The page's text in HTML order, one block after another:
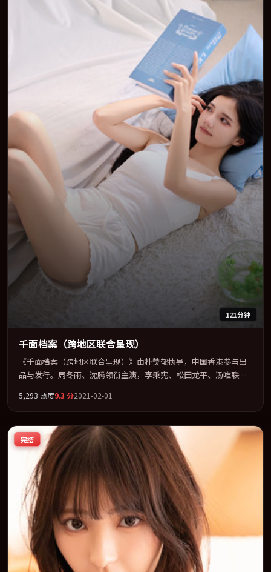
121分钟
千面档案（跨地区联合呈现）
《千面档案（跨地区联合呈现）》由朴赞郁执导，中国香港参与出
品与发行。周冬雨、沈腾领衔主演，李秉宪、松田龙平、汤唯联袂
幻」类型为骨架，在叙事、表演与视听上力求统一。定于 2021-03-
08 在内地院线及主流平台同步亮相，2021 年度话题片中口碑稳健，
适合喜欢强情节与人物弧光的观众完整观看。
5,293 热度9.3 分2021-02-01
完结